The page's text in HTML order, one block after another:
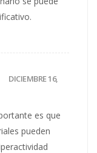
DICIEMBRE 16,
es que
pueden